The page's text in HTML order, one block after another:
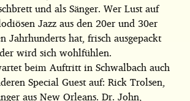
und als Sänger. Wer Lust auf
Jazz aus den 20er und 30er
Jahrhunderts hat, frisch ausgepackt
wird sich wohlfühlen.
beim Auftritt in Schwalbach auch
Special Guest auf: Rick Trolsen,
aus New Orleans. Dr. John,